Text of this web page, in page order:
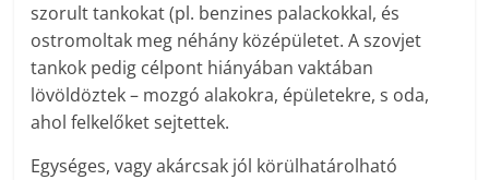
szorult tankokat (pl. benzines palackokkal, és
ostromoltak meg néhány középületet. A szovjet
tankok pedig célpont hiányában vaktában
lövöldöztek – mozgó alakokra, épületekre, s oda,
ahol felkelőket sejtettek.
Egységes, vagy akárcsak jól körülhatárolható